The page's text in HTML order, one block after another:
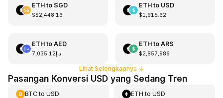
ETHto SGD
S$2,448.16
ETHto USD
$1,915.62
ETHto AED
د.إ7,035.12
ETHto ARS
$2,857,986
Lihat Selengkapnya ↓
Pasangan Konversi USD yang Sedang Tren
BTCto USD ETH toUSD